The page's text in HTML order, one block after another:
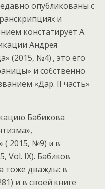
опубликованы с
и
констатирует А.
Андрея
(2015, №4) , это его
и собственно
«Дар. II часть»
Бабикова
( 2015, №9) и в
Vol. IХ). Бабиков
тоже дважды: в
и в своей книге